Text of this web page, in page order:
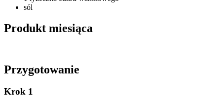
sól
Produkt miesiąca
Przygotowanie
Krok 1